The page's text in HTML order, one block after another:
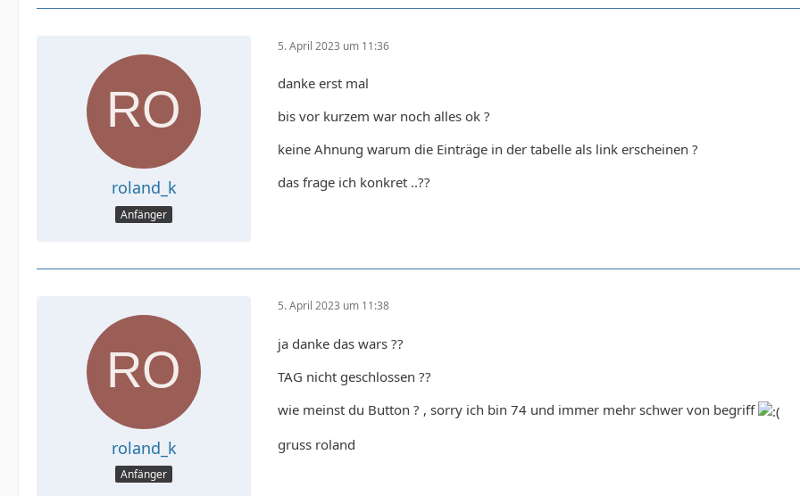
roland_k
Anfänger
5. April 2023 um 11:36
danke erst mal
bis vor kurzem war noch alles ok ?
keine Ahnung warum die Einträge in der tabelle als link erscheinen ?
das frage ich konkret ..??
roland_k
Anfänger
5. April 2023 um 11:38
ja danke das wars ??
TAG nicht geschlossen ??
wie meinst du Button ? , sorry ich bin 74 und immer mehr schwer von begriff
gruss roland